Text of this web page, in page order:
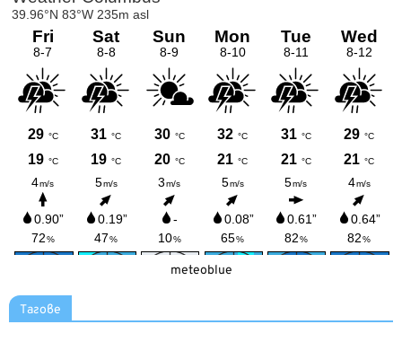
meteoblue
Тагове